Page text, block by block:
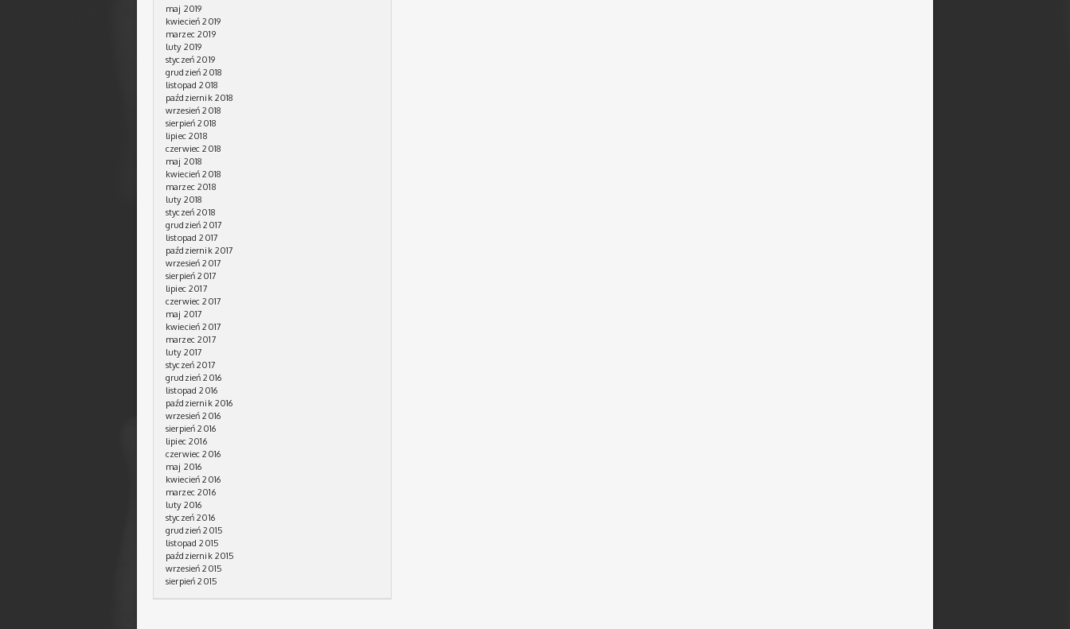
maj 2019
kwiecień 2019
marzec 2019
luty 2019
styczeń 2019
grudzień 2018
listopad 2018
październik 2018
wrzesień 2018
sierpień 2018
lipiec 2018
czerwiec 2018
maj 2018
kwiecień 2018
marzec 2018
luty 2018
styczeń 2018
grudzień 2017
listopad 2017
październik 2017
wrzesień 2017
sierpień 2017
lipiec 2017
czerwiec 2017
maj 2017
kwiecień 2017
marzec 2017
luty 2017
styczeń 2017
grudzień 2016
listopad 2016
październik 2016
wrzesień 2016
sierpień 2016
lipiec 2016
czerwiec 2016
maj 2016
kwiecień 2016
marzec 2016
luty 2016
styczeń 2016
grudzień 2015
listopad 2015
październik 2015
wrzesień 2015
sierpień 2015